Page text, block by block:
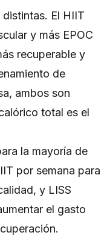
El HIIT
y más EPOC
recuperable y
de
ambos son
total es el
la mayoría de
por semana para
y LISS
el gasto